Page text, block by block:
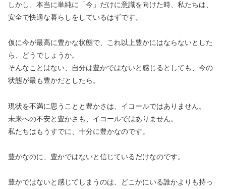
しかし、本当に単純に「今」だけに意識を向けた時、私たちは、
安全で快適な暮らしをしているはずです。
仮に今が最高に豊かな状態で、これ以上豊かにはならないとした
ら、どうでしょうか。
そんなことはない、自分は豊かではないと感じるとしても、今の
状態が最も豊かだとしたら。
現状を不満に思うことと豊かさは、イコールではありません。
未来への不安と豊かさも、イコールではありません。
私たちはもうすでに、十分に豊かなのです。
豊かなのに、豊かではないと信じているだけなのです。
豊かではないと感じてしまうのは、どこかにいる誰かよりも持っ